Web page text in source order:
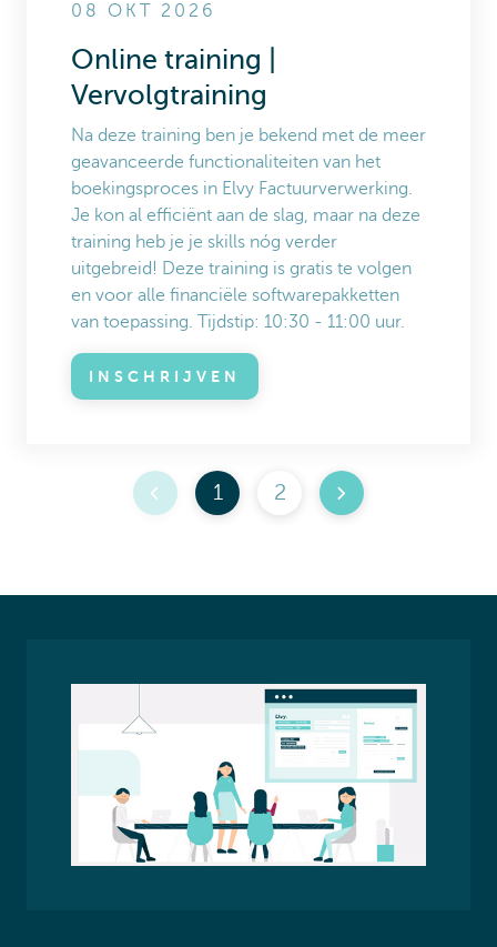
08 OKT 2026
Online training |
Vervolgtraining
Na deze training ben je bekend met de meer
geavanceerde functionaliteiten van het
boekingsproces in Elvy Factuurverwerking.
Je kon al efficiënt aan de slag, maar na deze
training heb je je skills nóg verder
uitgebreid! Deze training is gratis te volgen
en voor alle financiële softwarepakketten
van toepassing. Tijdstip: 10:30 - 11:00 uur.
INSCHRIJVEN
1 2